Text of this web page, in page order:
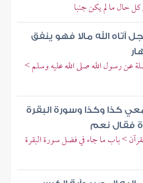
كل حال ما لم يكن جنبا
آتاه الله مالا فهو ينفق
عن رسول الله صلى الله عليه وسلم >
كذا وكذا وسورة البقرة
فقال نعم
> باب ما جاء في فضل سورة البقرة